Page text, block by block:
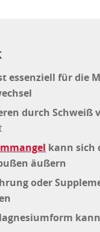
essenziell für die
durch Schweiß
kann sich
äußern
oder